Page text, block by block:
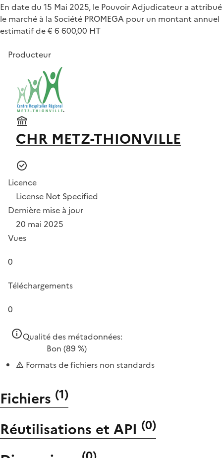
En date du 15 Mai 2025, le Pouvoir Adjudicateur a attribué
le marché à la Société PROMEGA pour un montant annuel
estimatif de € 6 600,00 HT
Producteur
CHR METZ-THIONVILLE
Licence
License Not Specified
Dernière mise à jour
20 mai 2025
Vues
0
Téléchargements
0
Qualité des métadonnées:
Bon (89 %)
Formats de fichiers non standards
Fichiers (1)
Réutilisations et API (0)